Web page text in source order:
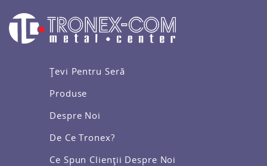
Țevi Pentru Seră
Produse
Despre Noi
De Ce Tronex?
Ce Spun Clienții Despre Noi